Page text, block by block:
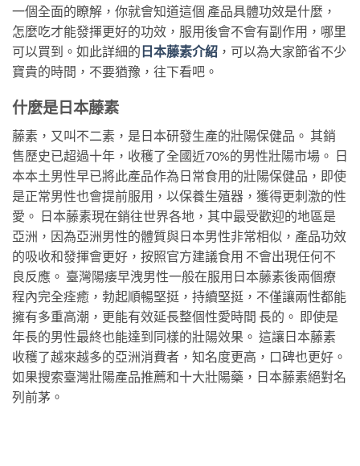
一個全面的瞭解，你就會知道這個 產品具體功效是什麼，
怎麼吃才能發揮更好的功效，服用後會不會有副作用，哪里
可以買到。如此詳細的 日本藤素介紹 ，可以為大家節省不少
寶貴的時間，不要猶豫，往下看吧。
什麼是日本藤素
藤素，又叫不二素，是日本研發生產的壯陽保健品。 其銷
售歷史已超過十年，收穫了全國近70%的男性壯陽市場。 日
本本土男性早已將此產品作為日常食用的壯陽保健品，即使
是正常男性也會提前服用，以保養生殖器，獲得更刺激的性
愛。 日本藤素現在銷往世界各地，其中最受歡迎的地區是
亞洲，因為亞洲男性的體質與日本男性非常相似，產品功效
的吸收和發揮會更好，按照官方建議食用 不會出現任何不
良反應。 臺灣陽痿早洩男性一般在服用日本藤素後兩個療
程內完全痊癒，勃起順暢堅挺，持續堅挺，不僅讓兩性都能
擁有多重高潮，更能有效延長整個性愛時間 長的。 即使是
年長的男性最終也能達到同樣的壯陽效果。 這讓日本藤素
收穫了越來越多的亞洲消費者，知名度更高，口碑也更好。
如果搜索臺灣壯陽產品推薦和十大壯陽藥，日本藤素絕對名
列前茅。